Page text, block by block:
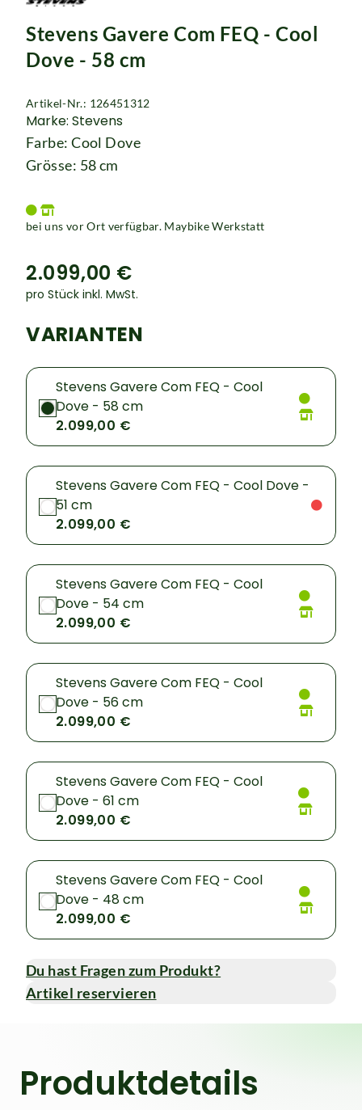
Rucksäcke
Schlösser
Stevens Gavere Com FEQ - Cool
Dove - 58 cm
Artikel-Nr.: 126451312
Marke: Stevens
Farbe: Cool Dove
Grösse: 58 cm
bei uns vor Ort verfügbar. Maybike Werkstatt
2.099,00 €
pro Stück inkl. MwSt.
VARIANTEN
Stevens Gavere Com FEQ - Cool
Dove - 58 cm
2.099,00 €
Stevens Gavere Com FEQ - Cool Dove -
51 cm
2.099,00 €
Stevens Gavere Com FEQ - Cool
Dove - 54 cm
2.099,00 €
Stevens Gavere Com FEQ - Cool
Dove - 56 cm
2.099,00 €
Stevens Gavere Com FEQ - Cool
Dove - 61 cm
2.099,00 €
Stevens Gavere Com FEQ - Cool
Dove - 48 cm
2.099,00 €
Du hast Fragen zum Produkt?
Artikel reservieren
Produktdetails